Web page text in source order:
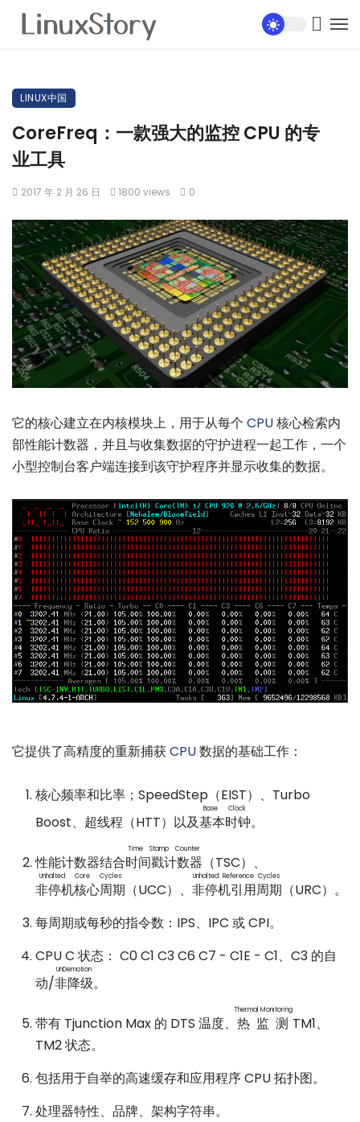
LINUX中国
CoreFreq：一款强大的监控 CPU 的专
业工具
2017 年 2 月 26 日 1800 views 0
它的核心建立在内核模块上，用于从每个 CPU核心检索内
部性能计数器，并且与收集数据的守护进程一起工作，一个
小型控制台客户端连接到该守护程序并显示收集的数据。
它提供了高精度的重新捕获CPU数据的基础工作：
核心频率和比率；SpeedStep（EIST）、Turbo
Boost、超线程（HTT）以及基本时钟
Base Clock
。
性能计数器结合时间戳计数器
Time Stamp Counter
（TSC）、
非停机核心周期
Unhalted Core Cycles
（UCC）、 非停机引用周期
Unhalted Reference Cycles
（URC）。
每周期或每秒的指令数：IPS、IPC 或 CPI。
CPU C 状态： C0 C1 C3 C6 C7 - C1E - C1、C3 的自
动/非降级
UnDemotion
。
带有 Tjunction Max 的 DTS 温度、 热监测
Thermal Monitoring
TM1、
TM2 状态。
包括用于自举的高速缓存和应用程序 CPU 拓扑图。
处理器特性、品牌、架构字符串。